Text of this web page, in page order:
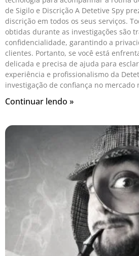
de Sigilo e Discrição A Detetive Spy
discrição em todos os seus serviços.
obtidas durante as investigações são
confidencialidade, garantindo a
clientes. Portanto, se você está
delicada e precisa de ajuda para
experiência e profissionalismo da
investigação de confiança no mercado
Continuar lendo »